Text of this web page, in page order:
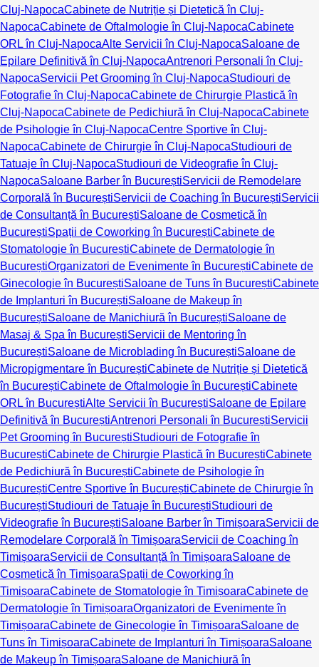
Cluj-NapocaCabinete de Nutriție și Dietetică în Cluj-
NapocaCabinete de Oftalmologie în Cluj-NapocaCabinete
ORL în Cluj-NapocaAlte Servicii în Cluj-NapocaSaloane de
Epilare Definitivă în Cluj-NapocaAntrenori Personali în Cluj-
NapocaServicii Pet Grooming în Cluj-NapocaStudiouri de
Fotografie în Cluj-NapocaCabinete de Chirurgie Plastică în
Cluj-NapocaCabinete de Pedichiură în Cluj-NapocaCabinete
de Psihologie în Cluj-NapocaCentre Sportive în Cluj-
NapocaCabinete de Chirurgie în Cluj-NapocaStudiouri de
Tatuaje în Cluj-NapocaStudiouri de Videografie în Cluj-
NapocaSaloane Barber în BucureștiServicii de Remodelare
Corporală în BucureștiServicii de Coaching în BucureștiServicii
de Consultanță în BucureștiSaloane de Cosmetică în
BucureștiSpații de Coworking în BucureștiCabinete de
Stomatologie în BucureștiCabinete de Dermatologie în
BucureștiOrganizatori de Evenimente în BucureștiCabinete de
Ginecologie în BucureștiSaloane de Tuns în BucureștiCabinete
de Implanturi în BucureștiSaloane de Makeup în
BucureștiSaloane de Manichiură în BucureștiSaloane de
Masaj & Spa în BucureștiServicii de Mentoring în
BucureștiSaloane de Microblading în BucureștiSaloane de
Micropigmentare în BucureștiCabinete de Nutriție și Dietetică
în BucureștiCabinete de Oftalmologie în BucureștiCabinete
ORL în BucureștiAlte Servicii în BucureștiSaloane de Epilare
Definitivă în BucureștiAntrenori Personali în BucureștiServicii
Pet Grooming în BucureștiStudiouri de Fotografie în
BucureștiCabinete de Chirurgie Plastică în BucureștiCabinete
de Pedichiură în BucureștiCabinete de Psihologie în
BucureștiCentre Sportive în BucureștiCabinete de Chirurgie în
BucureștiStudiouri de Tatuaje în BucureștiStudiouri de
Videografie în BucureștiSaloane Barber în TimișoaraServicii de
Remodelare Corporală în TimișoaraServicii de Coaching în
TimișoaraServicii de Consultanță în TimișoaraSaloane de
Cosmetică în TimișoaraSpații de Coworking în
TimișoaraCabinete de Stomatologie în TimișoaraCabinete de
Dermatologie în TimișoaraOrganizatori de Evenimente în
TimișoaraCabinete de Ginecologie în TimișoaraSaloane de
Tuns în TimișoaraCabinete de Implanturi în TimișoaraSaloane
de Makeup în TimișoaraSaloane de Manichiură în